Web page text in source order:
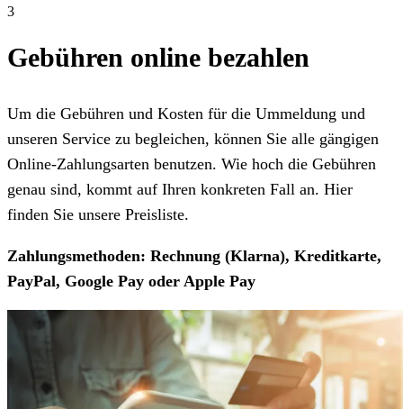
3
Gebühren online bezahlen
Um die Gebühren und Kosten für die Ummeldung und
unseren Service zu begleichen, können Sie alle gängigen
Online-Zahlungsarten benutzen. Wie hoch die Gebühren
genau sind, kommt auf Ihren konkreten Fall an. Hier
finden Sie unsere Preisliste.
Zahlungsmethoden: Rechnung (Klarna), Kreditkarte,
PayPal, Google Pay oder Apple Pay